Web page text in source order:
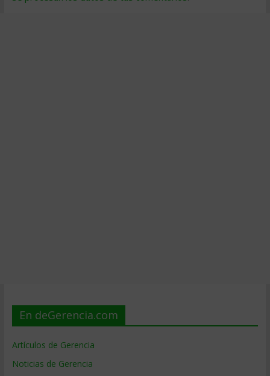
En deGerencia.com
Artículos de Gerencia
Noticias de Gerencia